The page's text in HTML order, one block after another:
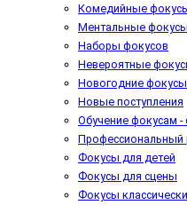
Комедийные
Ментальные фокусы
Наборы фокусов
Невероятные
Новогодние фокусы
Новые поступления
Обучение фокусам -
Профессиональный
Фокусы для детей
Фокусы для сцены
Фокусы